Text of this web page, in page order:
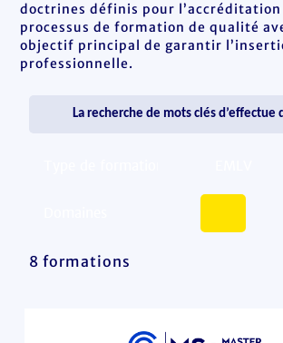
doctrines définis pour l’accréditation
processus de formation de qualité
objectif principal de garantir
professionnelle.
8 formations